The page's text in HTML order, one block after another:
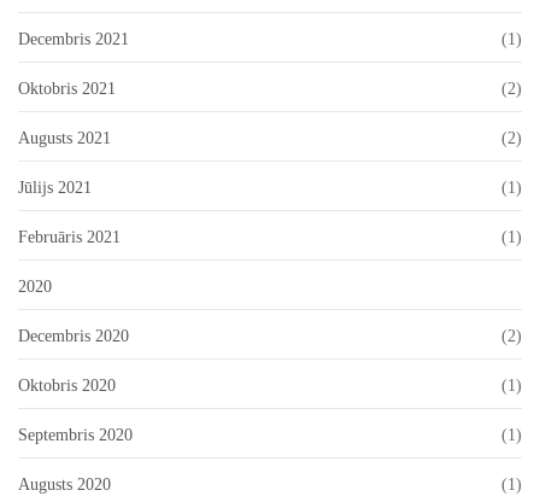
Decembris 2021 (1)
Oktobris 2021 (2)
Augusts 2021 (2)
Jūlijs 2021 (1)
Februāris 2021 (1)
2020
Decembris 2020 (2)
Oktobris 2020 (1)
Septembris 2020 (1)
Augusts 2020 (1)